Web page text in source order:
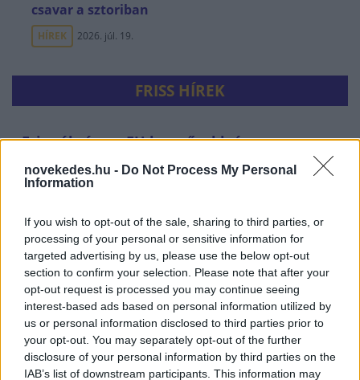
novekedes.hu - Do Not Process My Personal
Information
If you wish to opt-out of the sale, sharing to third parties, or
processing of your personal or sensitive information for
targeted advertising by us, please use the below opt-out
section to confirm your selection. Please note that after your
opt-out request is processed you may continue seeing
interest-based ads based on personal information utilized by
us or personal information disclosed to third parties prior to
your opt-out. You may separately opt-out of the further
disclosure of your personal information by third parties on the
IAB’s list of downstream participants. This information may
csavar a sztoriban
HÍREK 2026. júl. 19.
FRISS HÍREK
Friss ábrán az EU legerősebb és
leggyorsabban növekvő gazdaságai: több
mint 10 billió eurót termelnek